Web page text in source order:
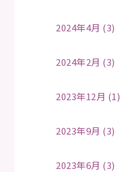
2024年4月 (3)
2024年2月 (3)
2023年12月 (1)
2023年9月 (3)
2023年6月 (3)